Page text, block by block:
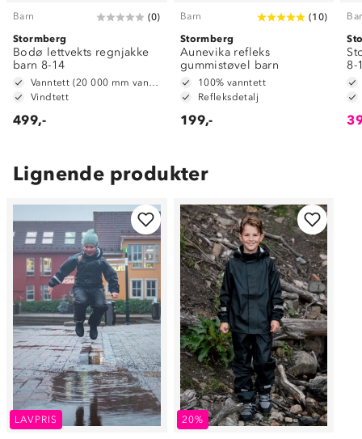
Barn (0)
Stormberg
Bodø lettvekts regnjakke
barn 8-14
Vindtett
499,-
Barn (10)
Stormberg
Aunevika refleks
gummistøvel barn
100% vanntett
Refleksdetalj
199,-
8-
Lignende produkter
LAVPRIS 20%